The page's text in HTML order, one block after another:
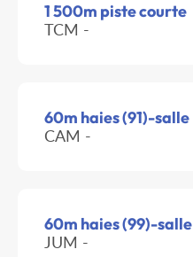
1 500m piste courte
TCM -
60m haies (91)-salle
CAM -
60m haies (99)-salle
JUM -